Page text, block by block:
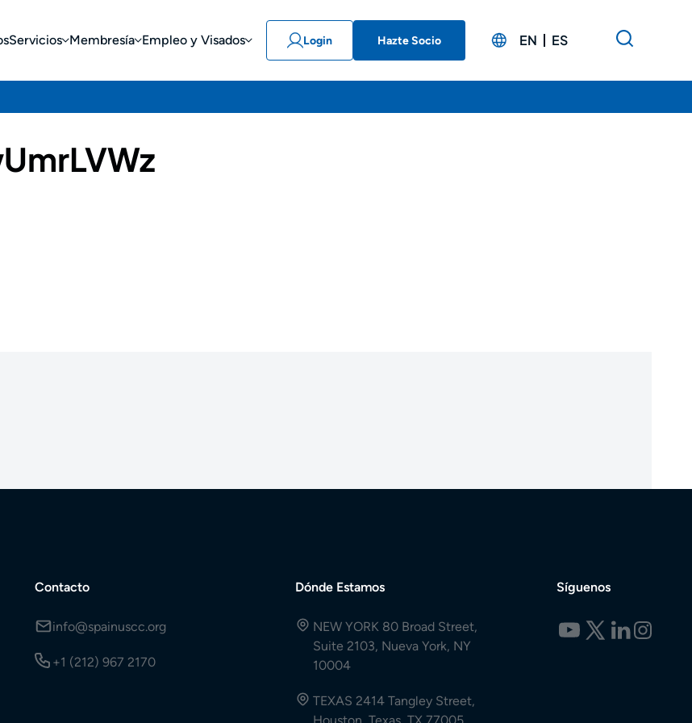
Servicios Membresía Empleo y Visados Login Hazte Socio EN ES
Contacto
info@spainuscc.org
+1 (212) 967 2170
Dónde Estamos
NEW YORK 80 Broad Street,
Suite 2103, Nueva York, NY
10004
TEXAS 2414 Tangley Street,
Síguenos